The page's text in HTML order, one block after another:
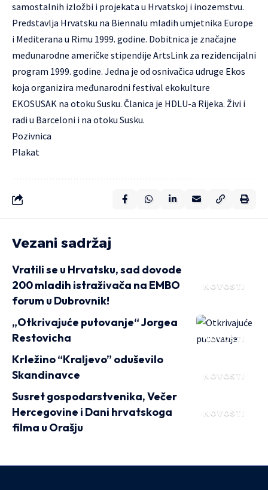
samostalnih izložbi i projekata u Hrvatskoj i inozemstvu.
Predstavlja Hrvatsku na Biennalu mladih umjetnika Europe
i Mediterana u Rimu 1999. godine. Dobitnica je značajne
međunarodne američke stipendije ArtsLink za rezidencijalni
program 1999. godine. Jedna je od osnivačica udruge Ekos
koja organizira međunarodni festival ekokulture
EKOSUSAK na otoku Susku. Članica je HDLU-a Rijeka. Živi i
radi u Barceloni i na otoku Susku.
Pozivnica
Plakat
Vezani sadržaj
NOVOSTI
Vratili se u Hrvatsku, sad dovode
200 mladih istraživača na EMBO
forum u Dubrovnik!
NOVOSTI
„Otkrivajuće putovanje“ Jorgea
Restovicha
NOVOSTI
Krležino “Kraljevo” oduševilo
Skandinavce
NOVOSTI
Susret gospodarstvenika, Večer
Hercegovine i Dani hrvatskoga
filma u Orašju